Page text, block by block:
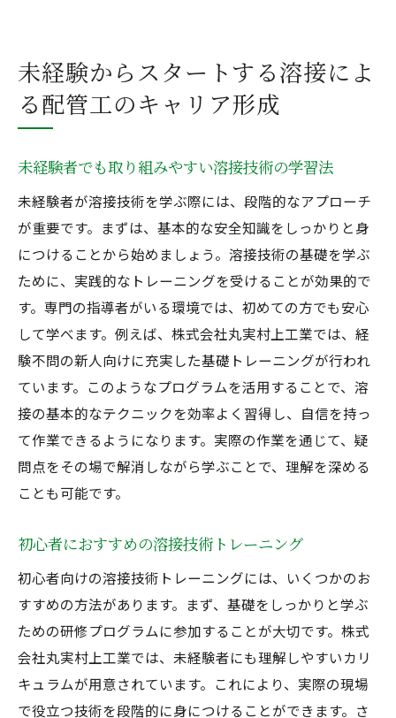
未経験からスタートする溶接によ
る配管工のキャリア形成
未経験者でも取り組みやすい溶接技術の学習法
未経験者が溶接技術を学ぶ際には、段階的なアプローチ
が重要です。まずは、基本的な安全知識をしっかりと身
につけることから始めましょう。溶接技術の基礎を学ぶ
ために、実践的なトレーニングを受けることが効果的で
す。専門の指導者がいる環境では、初めての方でも安心
して学べます。例えば、株式会社丸実村上工業では、経
験不問の新人向けに充実した基礎トレーニングが行われ
ています。このようなプログラムを活用することで、溶
接の基本的なテクニックを効率よく習得し、自信を持っ
て作業できるようになります。実際の作業を通じて、疑
問点をその場で解消しながら学ぶことで、理解を深める
ことも可能です。
初心者におすすめの溶接技術トレーニング
初心者向けの溶接技術トレーニングには、いくつかのお
すすめの方法があります。まず、基礎をしっかりと学ぶ
ための研修プログラムに参加することが大切です。株式
会社丸実村上工業では、未経験者にも理解しやすいカリ
キュラムが用意されています。これにより、実際の現場
で役立つ技術を段階的に身につけることができます。さ